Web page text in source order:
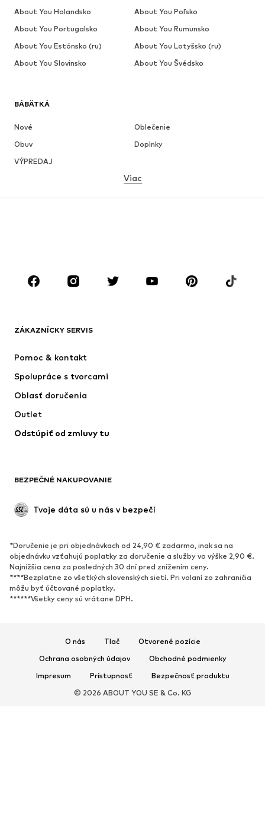
BÁBÄTKÁ
Nové
Oblečenie
Obuv
Doplnky
VÝPREDAJ
ZNAČKY
ADIDAS SPORTSWEAR
ADIDAS PERFORMANCE
Viac
ZÁKAZNÍCKY SERVIS
Pomoc & kontakt
Spolupráce s tvorcami
Oblasť doručenia
Outlet
Odstúpiť od zmluvy tu
BEZPEČNÉ NAKUPOVANIE
Tvoje dáta sú u nás v bezpečí
*Doručenie je pri objednávkach od 24,90 € zadarmo, inak sa na
objednávku vzťahujú poplatky za doručenie a služby vo výške 2,90 €.
Najnižšia cena za posledných 30 dní pred znížením ceny.
****Bezplatne zo všetkých slovenských sietí. Pri volaní zo zahraničia
môžu byť účtované poplatky.
******Všetky ceny sú vrátane DPH.
O nás Tlač
Otvorené pozície
Ochrana osobných údajov
Obchodné podmienky
Impresum
Prístupnosť
Bezpečnosť produktu
© 2026 ABOUT YOU SE & Co. KG
About You Holandsko
About You Poľsko
About You Portugalsko
About You Rumunsko
About You Estónsko (ru)
About You Lotyšsko (ru)
About You Slovinsko
About You Švédsko